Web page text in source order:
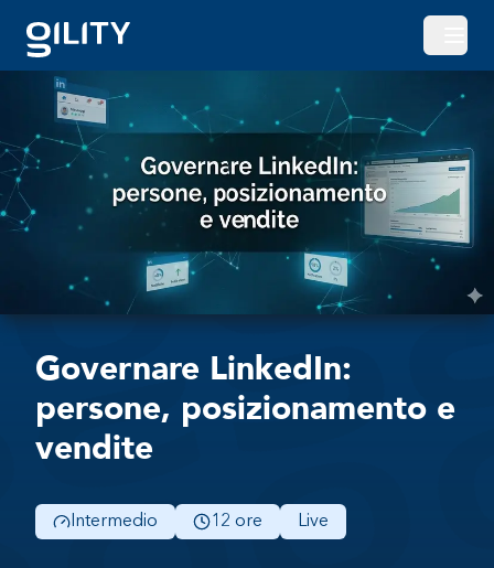
Apri
Governare LinkedIn:
persone, posizionamento e
vendite
Intermedio 12 ore Live